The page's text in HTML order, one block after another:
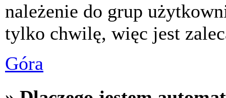
należenie do grup
tylko chwilę, więc jest
Góra